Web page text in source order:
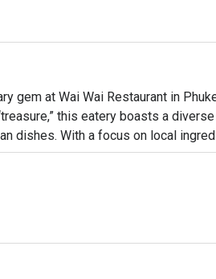
gem at Wai Wai Restaurant in
this eatery boasts a
dishes. With a focus on local
delightful dining experience.
in this culinary oasis.